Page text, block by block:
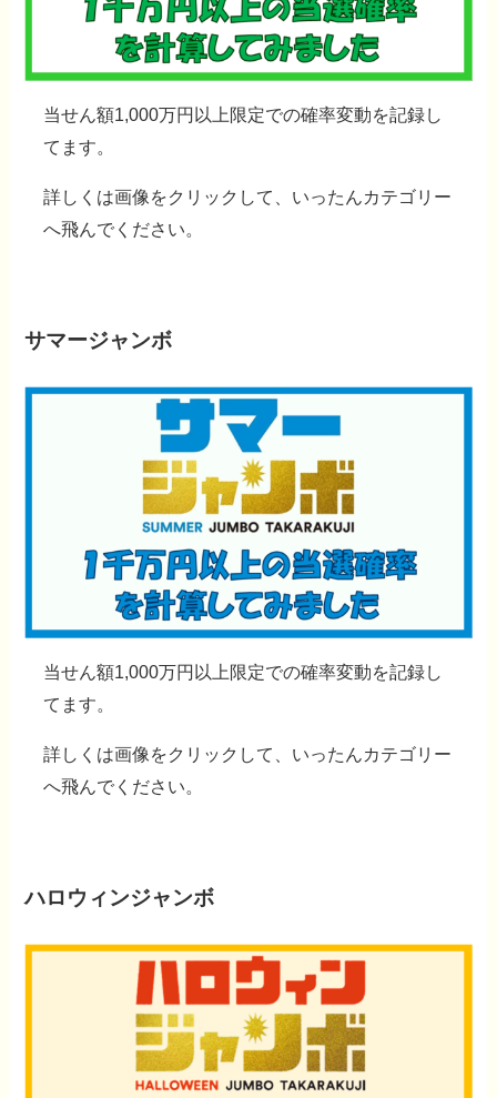
当せん額1,000万円以上限定での確率変動を記録し
てます。
詳しくは画像をクリック して、いったんカテゴリー
へ飛んでください。
サマージャンボ
当せん額1,000万円以上限定での確率変動を記録し
てます。
詳しくは画像をクリック して、いったんカテゴリー
へ飛んでください。
ハロウィンジャンボ